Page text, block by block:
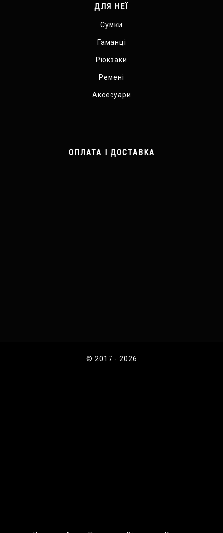
ДЛЯ НЕЇ
Сумки
Гаманці
Рюкзаки
Ремені
Аксесуари
ОПЛАТА І ДОСТАВКА
© 2017 - 2026